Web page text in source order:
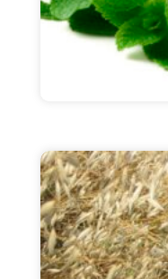
Murakkab: •
mikroelementlar -
•
Batafsil